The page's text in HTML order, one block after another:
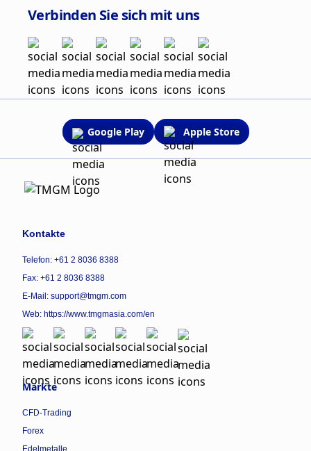
Verbinden Sie sich mit uns
Google Play Apple Store
Kontakte
Telefon: +61 2 8036 8388
Fax: +61 2 8036 8388
E-Mail: support@tmgm.com
Web: https://www.tmgmasia.com/en
Märkte
CFD-Trading
Forex
Edelmetalle